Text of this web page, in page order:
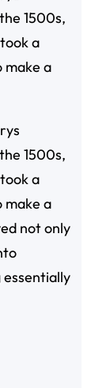
1500s,
a
make a
1500s,
a
make a
not only